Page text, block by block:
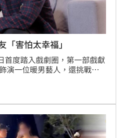
「害怕太幸福」
首度踏入戲劇圈，第一部戲獻
演一位暖男藝人，還挑戰動
本人不謀而合。他接受《三
控打人，我現實中應該沒那麼
感情的態度。趙浩雲